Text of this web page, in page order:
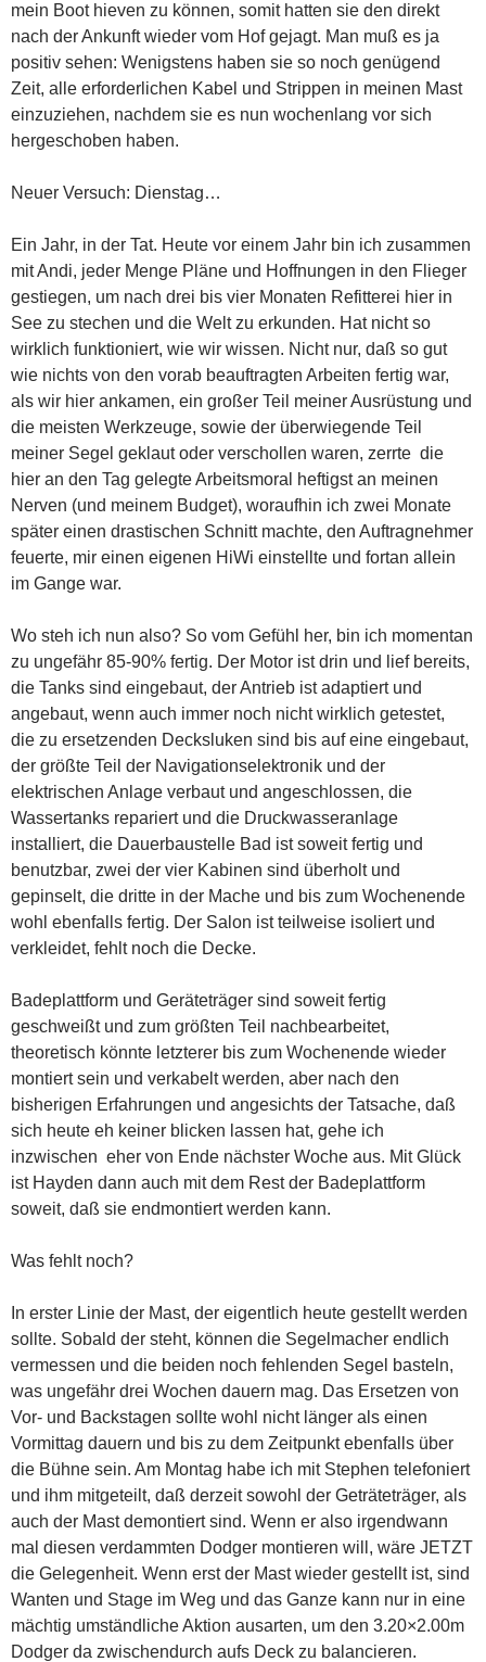
mein Boot hieven zu können, somit hatten sie den direkt
nach der Ankunft wieder vom Hof gejagt. Man muß es ja
positiv sehen: Wenigstens haben sie so noch genügend
Zeit, alle erforderlichen Kabel und Strippen in meinen Mast
einzuziehen, nachdem sie es nun wochenlang vor sich
hergeschoben haben.
Neuer Versuch: Dienstag…
Ein Jahr, in der Tat. Heute vor einem Jahr bin ich zusammen
mit Andi, jeder Menge Pläne und Hoffnungen in den Flieger
gestiegen, um nach drei bis vier Monaten Refitterei hier in
See zu stechen und die Welt zu erkunden. Hat nicht so
wirklich funktioniert, wie wir wissen. Nicht nur, daß so gut
wie nichts von den vorab beauftragten Arbeiten fertig war,
als wir hier ankamen, ein großer Teil meiner Ausrüstung und
die meisten Werkzeuge, sowie der überwiegende Teil
meiner Segel geklaut oder verschollen waren, zerrte die
hier an den Tag gelegte Arbeitsmoral heftigst an meinen
Nerven (und meinem Budget), woraufhin ich zwei Monate
später einen drastischen Schnitt machte, den Auftragnehmer
feuerte, mir einen eigenen HiWi einstellte und fortan allein
im Gange war.
Wo steh ich nun also? So vom Gefühl her, bin ich momentan
zu ungefähr 85-90% fertig. Der Motor ist drin und lief bereits,
die Tanks sind eingebaut, der Antrieb ist adaptiert und
angebaut, wenn auch immer noch nicht wirklich getestet,
die zu ersetzenden Decksluken sind bis auf eine eingebaut,
der größte Teil der Navigationselektronik und der
elektrischen Anlage verbaut und angeschlossen, die
Wassertanks repariert und die Druckwasseranlage
installiert, die Dauerbaustelle Bad ist soweit fertig und
benutzbar, zwei der vier Kabinen sind überholt und
gepinselt, die dritte in der Mache und bis zum Wochenende
wohl ebenfalls fertig. Der Salon ist teilweise isoliert und
verkleidet, fehlt noch die Decke.
Badeplattform und Geräteträger sind soweit fertig
geschweißt und zum größten Teil nachbearbeitet,
theoretisch könnte letzterer bis zum Wochenende wieder
montiert sein und verkabelt werden, aber nach den
bisherigen Erfahrungen und angesichts der Tatsache, daß
sich heute eh keiner blicken lassen hat, gehe ich
inzwischen eher von Ende nächster Woche aus. Mit Glück
ist Hayden dann auch mit dem Rest der Badeplattform
soweit, daß sie endmontiert werden kann.
Was fehlt noch?
In erster Linie der Mast, der eigentlich heute gestellt werden
sollte. Sobald der steht, können die Segelmacher endlich
vermessen und die beiden noch fehlenden Segel basteln,
was ungefähr drei Wochen dauern mag. Das Ersetzen von
Vor- und Backstagen sollte wohl nicht länger als einen
Vormittag dauern und bis zu dem Zeitpunkt ebenfalls über
die Bühne sein. Am Montag habe ich mit Stephen telefoniert
und ihm mitgeteilt, daß derzeit sowohl der Geträteträger, als
auch der Mast demontiert sind. Wenn er also irgendwann
mal diesen verdammten Dodger montieren will, wäre JETZT
die Gelegenheit. Wenn erst der Mast wieder gestellt ist, sind
Wanten und Stage im Weg und das Ganze kann nur in eine
mächtig umständliche Aktion ausarten, um den 3.20×2.00m
Dodger da zwischendurch aufs Deck zu balancieren.